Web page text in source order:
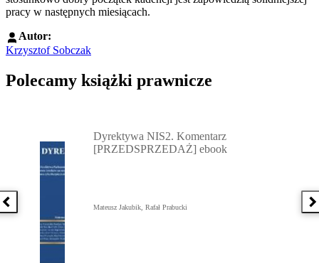
pracy w następnych miesiącach.
Autor:
Krzysztof Sobczak
Polecamy książki prawnicze
Poprzednia książka
Dyrektywa NIS2. Komentarz
[PRZEDSPRZEDAŻ] ebook
Mateusz Jakubik, Rafał Prabucki